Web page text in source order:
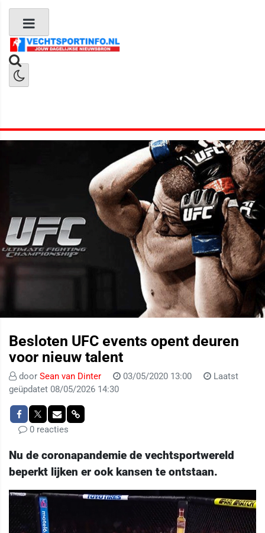
Besloten UFC events opent deuren
voor nieuw talent
door Sean van Dinter 03/05/2020 13:00
Laatst
geüpdatet 08/05/2026 14:30
0 reacties
Nu de coronapandemie de vechtsportwereld
beperkt lijken er ook kansen te ontstaan.